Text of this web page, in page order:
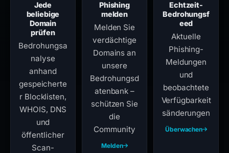
Jede
beliebige
Domain
prüfen
Bedrohungsa
nalyse
anhand
gespeicherte
r Blocklisten,
WHOIS, DNS
und
öffentlicher
Scan-
Phishing
melden
Melden Sie
verdächtige
Domains an
unsere
Bedrohungsd
atenbank –
schützen Sie
die
Community
Melden
Echtzeit-
Bedrohungsf
eed
Aktuelle
Phishing-
Meldungen
und
beobachtete
Verfügbarkeit
sänderungen
Überwachen